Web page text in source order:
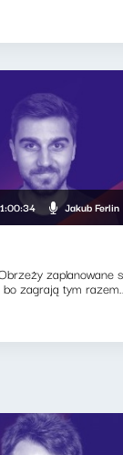
Jakub Ferlin
zaplanowane
zagrają tym